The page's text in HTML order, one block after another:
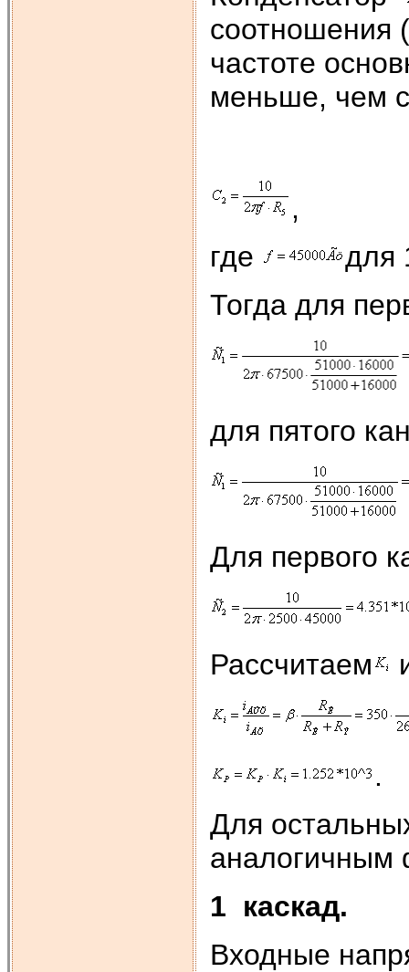
соотношения
частоте
меньше, чем
,
где
для
Тогда для
для пятого
Для первого
Рассчитаем
.
Для
1 каскад.
Входные